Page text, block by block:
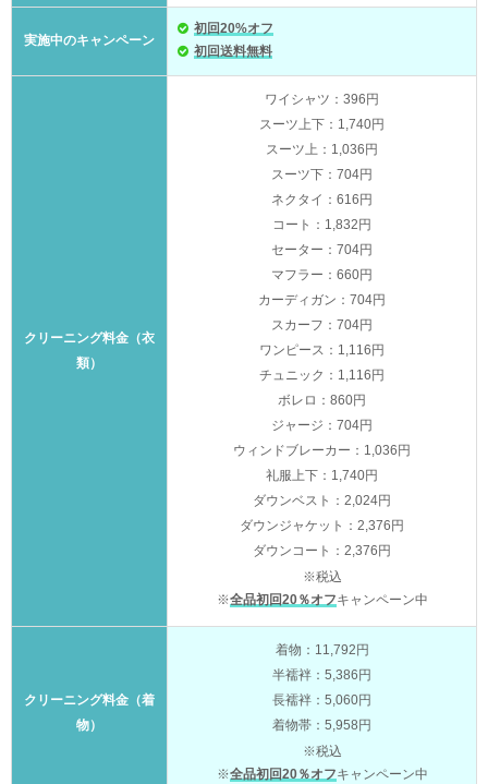
実施中のキャンペーン
初回20%オフ
初回送料無料
クリーニング料金（衣
類）
ワイシャツ：396円
スーツ上下：1,740円
スーツ上：1,036円
スーツ下：704円
ネクタイ：616円
コート：1,832円
セーター：704円
マフラー：660円
カーディガン：704円
スカーフ：704円
ワンピース：1,116円
チュニック：1,116円
ボレロ：860円
ジャージ：704円
ウィンドブレーカー：1,036円
礼服上下：1,740円
ダウンベスト：2,024円
ダウンジャケット：2,376円
ダウンコート：2,376円
※税込
※全品初回20％オフキャンペーン中
クリーニング料金（着
物）
着物：11,792円
半襦袢：5,386円
長襦袢：5,060円
着物帯：5,958円
※税込
※全品初回20％オフキャンペーン中